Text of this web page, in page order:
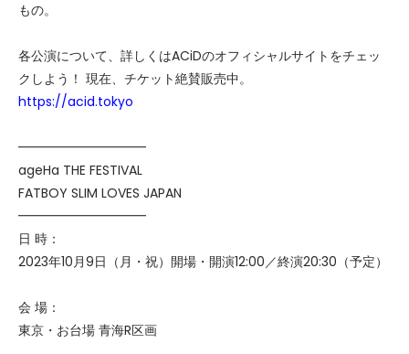
もの。
各公演について、詳しくはACiDのオフィシャルサイトをチェッ
クしよう！ 現在、チケット絶賛販売中。
https://acid.tokyo
━━━━━━━━━━
ageHa THE FESTIVAL
FATBOY SLIM LOVES JAPAN
━━━━━━━━━━
日 時：
2023年10月9日（月・祝）開場・開演12:00／終演20:30（予定）
会 場：
東京・お台場 青海R区画